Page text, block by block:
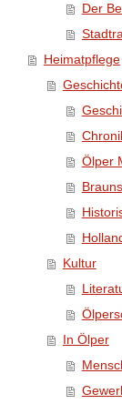
Der
Heimatpflege
Ölper
Kultur
In Ölper